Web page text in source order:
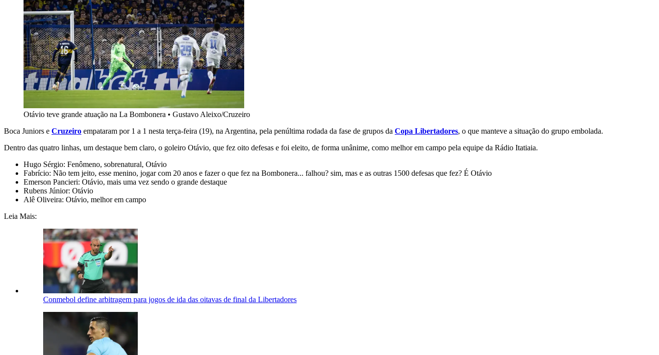
Otávio teve grande atuação na La Bombonera • Gustavo Aleixo/Cruzeiro
Boca Juniors e Cruzeiro empataram por 1 a 1 nesta terça-feira (19), na Argentina, pela penúltima rodada da fase de grupos da Copa Libertadores, o que manteve a situação do grupo embolada.
Dentro das quatro linhas, um destaque bem claro, o goleiro Otávio, que fez oito defesas e foi eleito, de forma unânime, como melhor em campo pela equipe da Rádio Itatiaia.
Hugo Sérgio: Fenômeno, sobrenatural, Otávio
Fabrício: Não tem jeito, esse menino, jogar com 20 anos e fazer o que fez na Bombonera... falhou? sim, mas e as outras 1500 defesas que fez? É Otávio
Emerson Pancieri: Otávio, mais uma vez sendo o grande destaque
Rubens Júnior: Otávio
Alê Oliveira: Otávio, melhor em campo
Leia Mais:
Conmebol define arbitragem para jogos de ida das oitavas de final da Libertadores